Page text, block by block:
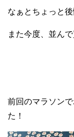
なぁとちょっと後
また今度、並んで
前回のマラソン
た！